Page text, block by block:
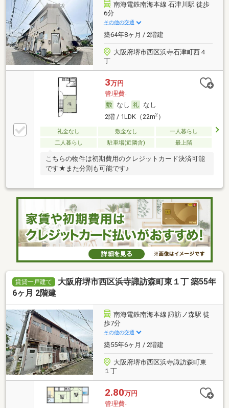
南海電鉄南海本線 石津川駅 徒歩
6分
その他の交通
築64年8ヶ月 / 2階建
大阪府堺市西区浜寺石津町西４
丁
3万円
管理費-
なし
なし
2階 / 1LDK（22m2）
礼金なし 敷金なし
一人暮らし
二人暮らし
駐車場(近隣含) 最上階
こちらの物件は初期費用のクレジットカード決済可能
です★また分割も可能です♪
賃貸一戸建て
大阪府堺市西区浜寺諏訪森町東１丁 築55年
6ヶ月 2階建
南海電鉄南海本線 諏訪ノ森駅 徒
歩7分
その他の交通
築55年6ヶ月 / 2階建
大阪府堺市西区浜寺諏訪森町東
１丁
2.80万円
管理費-